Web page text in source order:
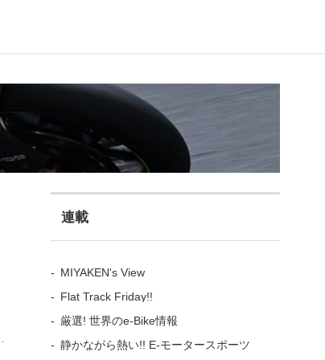
連載
MIYAKEN's View
Flat Track Friday!!
厳選! 世界のe-Bike情報
静かながら熱い!! E-モータースポーツ